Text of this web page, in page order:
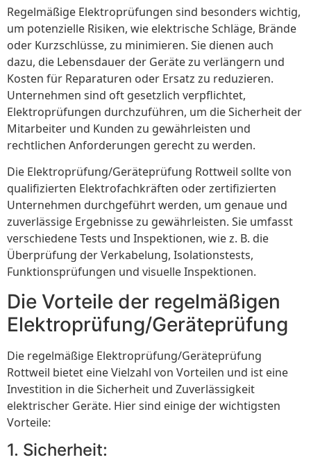
Regelmäßige Elektroprüfungen sind besonders wichtig,
um potenzielle Risiken, wie elektrische Schläge, Brände
oder Kurzschlüsse, zu minimieren. Sie dienen auch
dazu, die Lebensdauer der Geräte zu verlängern und
Kosten für Reparaturen oder Ersatz zu reduzieren.
Unternehmen sind oft gesetzlich verpflichtet,
Elektroprüfungen durchzuführen, um die Sicherheit der
Mitarbeiter und Kunden zu gewährleisten und
rechtlichen Anforderungen gerecht zu werden.
Die Elektroprüfung/Geräteprüfung Rottweil sollte von
qualifizierten Elektrofachkräften oder zertifizierten
Unternehmen durchgeführt werden, um genaue und
zuverlässige Ergebnisse zu gewährleisten. Sie umfasst
verschiedene Tests und Inspektionen, wie z. B. die
Überprüfung der Verkabelung, Isolationstests,
Funktionsprüfungen und visuelle Inspektionen.
Die Vorteile der regelmäßigen
Elektroprüfung/Geräteprüfung
Die regelmäßige Elektroprüfung/Geräteprüfung
Rottweil bietet eine Vielzahl von Vorteilen und ist eine
Investition in die Sicherheit und Zuverlässigkeit
elektrischer Geräte. Hier sind einige der wichtigsten
Vorteile:
1. Sicherheit: